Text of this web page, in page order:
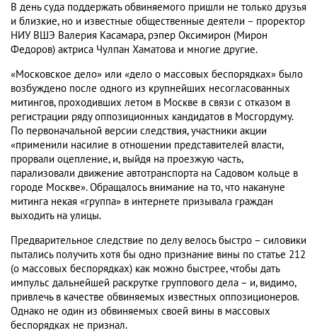
В день суда поддержать обвиняемого пришли не только друзья
и близкие, но и известные общественные деятели – проректор
НИУ ВШЭ Валерия Касамара, рэпер Оксимирон (Мирон
Федоров) актриса Чулпан Хаматова и многие другие.
«Московское дело» или «дело о массовых беспорядках» было
возбуждено после одного из крупнейших несогласованных
митингов, проходивших летом в Москве в связи с отказом в
регистрации ряду оппозиционных кандидатов в Мосгордуму.
По первоначальной версии следствия, участники акции
«применили насилие в отношении представителей власти,
прорвали оцепление, и, выйдя на проезжую часть,
парализовали движение автотранспорта на Садовом кольце в
городе Москве». Обращалось внимание на то, что накануне
митинга некая «группа» в интернете призывала граждан
выходить на улицы.
Предварительное следствие по делу велось быстро – силовики
пытались получить хотя бы одно признание вины по статье 212
(о массовых беспорядках) как можно быстрее, чтобы дать
импульс дальнейшей раскрутке группового дела – и, видимо,
привлечь в качестве обвиняемых известных оппозиционеров.
Однако не один из обвиняемых своей вины в массовых
беспорядках не признал.